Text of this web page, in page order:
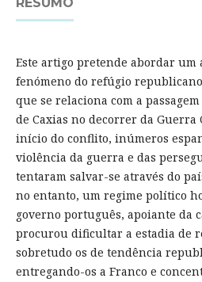
RESUMO
Este artigo pretende abordar um
fenómeno do refúgio
que se relaciona com a
de Caxias no decorrer da Guerra
início do conflito, inúmeros
violência da guerra e das
tentaram salvar-se através do
no entanto, um regime político
governo português, apoiante da
procurou dificultar a estadia de
sobretudo os de tendência
entregando-os a Franco e